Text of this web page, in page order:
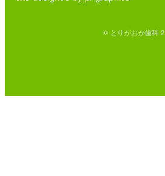
© とりがおか歯科